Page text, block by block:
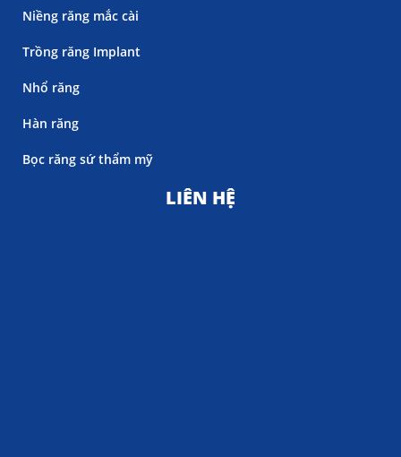
Niềng răng mắc cài
Trồng răng Implant
Nhổ răng
Hàn răng
Bọc răng sứ thẩm mỹ
LIÊN HỆ